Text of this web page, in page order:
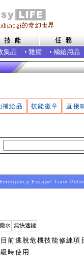
集品 • 雜貨 • 補給用品
補給品 技能徽章 直接
Escape Train
藥水 無快速鍵
前逃脫危機技能修練
時使用.